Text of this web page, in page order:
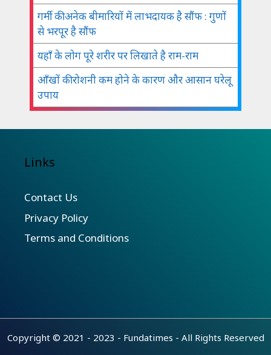
गर्मी की अनेक बीमारियों में लाभदायक है सौंफ : गुणों
से भरपूर है सौंफ
यहाँ के लोग पूरे शरीर पर लिखाते है राम-राम
आँखों की रोशनी कम होने के कारण और आसान घरेलू
उपाय
Links
Contact Us
Privacy Policy
Terms and Conditions
Copyright © 2021 - 2023 - Fundatimes - All Rights Reserved